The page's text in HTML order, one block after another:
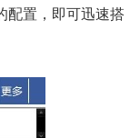
配置，即可迅速搭